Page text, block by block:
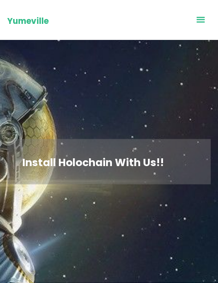
toYumeville
Install Holochain With Us!!